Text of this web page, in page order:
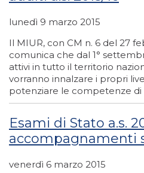
lunedì 9 marzo 2015
Il MIUR, con CM n. 6 del 27
comunica che dal 1°
attivi in tutto il territorio
vorranno innalzare i propri
potenziare le competenze di
Esami di Stato a.s.
accompagnamenti
venerdì 6 marzo 2015